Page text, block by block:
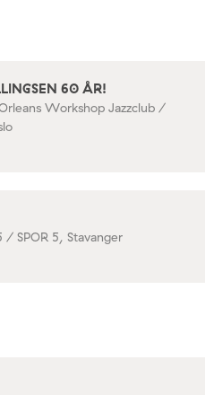
60 ÅR!
Workshop Jazzclub /
/ SPOR 5, Stavanger